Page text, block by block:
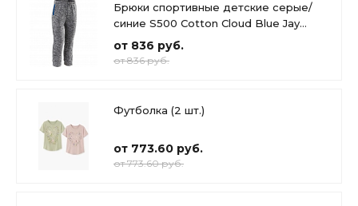
Брюки спортивные детские серые/
синие S500 Cotton Cloud Blue Jay
Basics
от 836 руб.
от 836 руб.
Футболка (2 шт.)
от 773.60 руб.
от 773.60 руб.